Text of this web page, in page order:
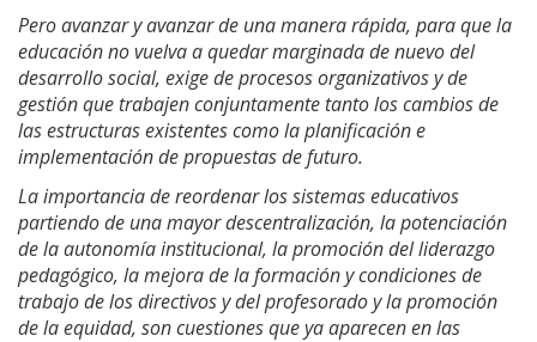
Pero avanzar y avanzar de una manera rápida, para que la
educación no vuelva a quedar marginada de nuevo del
desarrollo social, exige de procesos organizativos y de
gestión que trabajen conjuntamente tanto los cambios de
las estructuras existentes como la planificación e
implementación de propuestas de futuro.
La importancia de reordenar los sistemas educativos
partiendo de una mayor descentralización, la potenciación
de la autonomía institucional, la promoción del liderazgo
pedagógico, la mejora de la formación y condiciones de
trabajo de los directivos y del profesorado y la promoción
de la equidad, son cuestiones que ya aparecen en las